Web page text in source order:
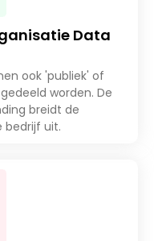
Data
ook 'publiek' of
worden. De
breidt de
bedrijf uit.